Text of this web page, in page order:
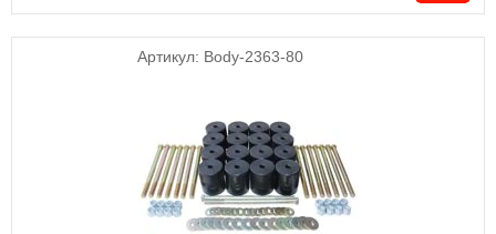
Артикул: Body-2363-80